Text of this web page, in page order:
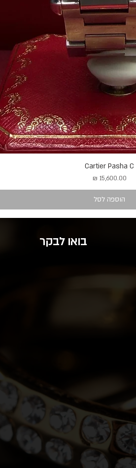
Cartier Pasha C
מחיר
הוספה לסל
בואו לבקר